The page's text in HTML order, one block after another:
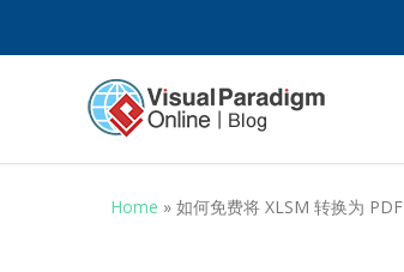
Home » 如何免费将 XLSM 转换为 PDF